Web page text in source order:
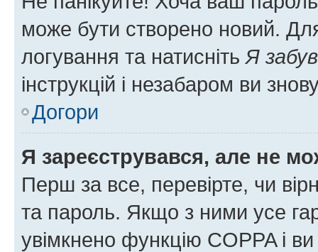
може бути створено новий.
логування та натисніть Я
інструкцій і незабаром ви
Догори
Я зареєструвався, але не
Перш за все, перевірте, чи
та пароль. Якщо з ними усе
увімкнено функцію COPPA і